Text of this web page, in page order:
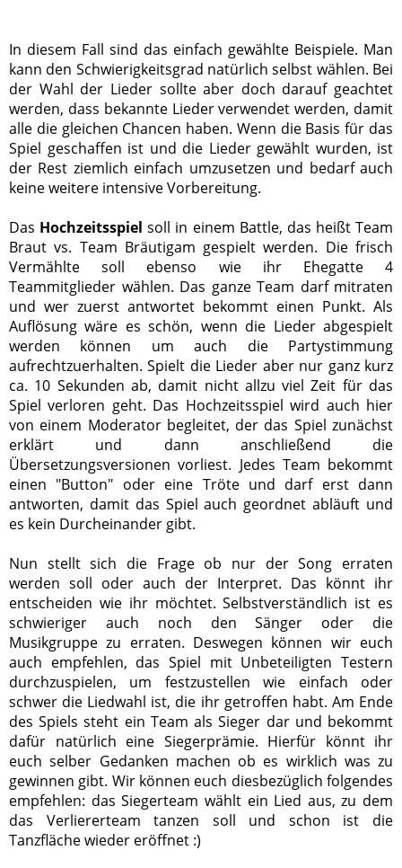
In diesem Fall sind das einfach gewählte Beispiele. Man
kann den Schwierigkeitsgrad natürlich selbst wählen. Bei
der Wahl der Lieder sollte aber doch darauf geachtet
werden, dass bekannte Lieder verwendet werden, damit
alle die gleichen Chancen haben. Wenn die Basis für das
Spiel geschaffen ist und die Lieder gewählt wurden, ist
der Rest ziemlich einfach umzusetzen und bedarf auch
keine weitere intensive Vorbereitung.
Das Hochzeitsspiel soll in einem Battle, das heißt Team
Braut vs. Team Bräutigam gespielt werden. Die frisch
Vermählte soll ebenso wie ihr Ehegatte 4
Teammitglieder wählen. Das ganze Team darf mitraten
und wer zuerst antwortet bekommt einen Punkt. Als
Auflösung wäre es schön, wenn die Lieder abgespielt
werden können um auch die Partystimmung
aufrechtzuerhalten. Spielt die Lieder aber nur ganz kurz
ca. 10 Sekunden ab, damit nicht allzu viel Zeit für das
Spiel verloren geht. Das Hochzeitsspiel wird auch hier
von einem Moderator begleitet, der das Spiel zunächst
erklärt und dann anschließend die
Übersetzungsversionen vorliest. Jedes Team bekommt
einen "Button" oder eine Tröte und darf erst dann
antworten, damit das Spiel auch geordnet abläuft und
es kein Durcheinander gibt.
Nun stellt sich die Frage ob nur der Song erraten
werden soll oder auch der Interpret. Das könnt ihr
entscheiden wie ihr möchtet. Selbstverständlich ist es
schwieriger auch noch den Sänger oder die
Musikgruppe zu erraten. Deswegen können wir euch
auch empfehlen, das Spiel mit Unbeteiligten Testern
durchzuspielen, um festzustellen wie einfach oder
schwer die Liedwahl ist, die ihr getroffen habt. Am Ende
des Spiels steht ein Team als Sieger dar und bekommt
dafür natürlich eine Siegerprämie. Hierfür könnt ihr
euch selber Gedanken machen ob es wirklich was zu
gewinnen gibt. Wir können euch diesbezüglich folgendes
empfehlen: das Siegerteam wählt ein Lied aus, zu dem
das Verliererteam tanzen soll und schon ist die
Tanzfläche wieder eröffnet :)